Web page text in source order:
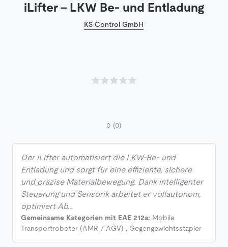
iLifter - LKW Be- und Entladung
KS Control GmbH
0 (0)
Der iLifter automatisiert die LKW-Be- und
Entladung und sorgt für eine effiziente, sichere
und präzise Materialbewegung. Dank intelligenter
Steuerung und Sensorik arbeitet er vollautonom,
optimiert Ab…
Gemeinsame Kategorien mit EAE 212a: Mobile
Transportroboter (AMR / AGV) , Gegengewichtsstapler